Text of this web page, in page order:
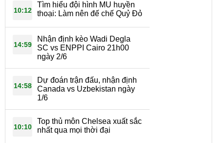
10:12
Tìm hiểu đội hình MU huyền
thoại: Làm nên đế chế Quỷ Đỏ
14:59
Nhận định kèo Wadi Degla
SC vs ENPPI Cairo 21h00
ngày 2/6
14:58
Dự đoán trận đấu, nhận định
Canada vs Uzbekistan ngày
1/6
10:10
Top thủ môn Chelsea xuất sắc
nhất qua mọi thời đại